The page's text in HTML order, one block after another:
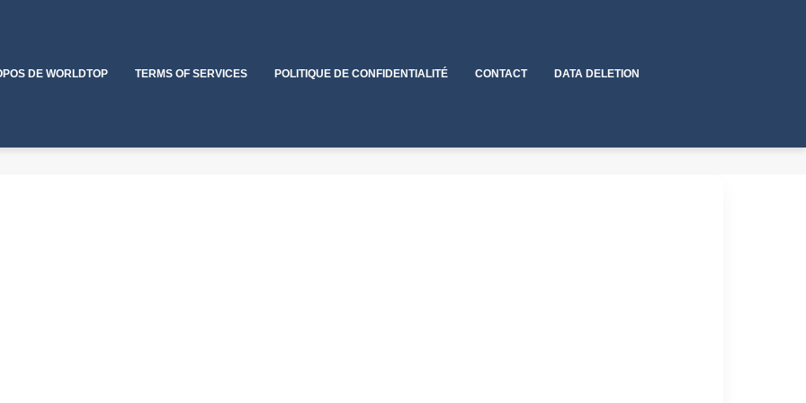
DE WORLDTOP TERMS OF SERVICES POLITIQUE DE CONFIDENTIALITÉ CONTACT DATA DELETION